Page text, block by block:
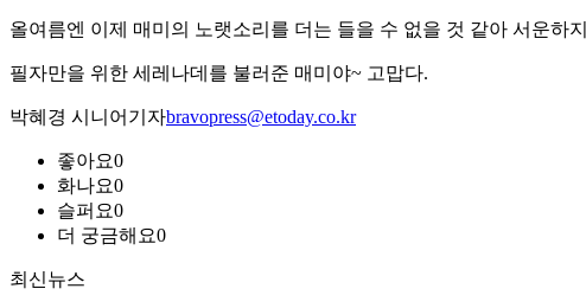
올여름엔 이제 매미의 노랫소리를 더는 들을 수 없을 것 같아 서운
필자만을 위한 세레나데를 불러준 매미야~ 고맙다.
박혜경 시니어기자bravopress@etoday.co.kr
좋아요0
화나요0
슬퍼요0
더 궁금해요0
최신뉴스